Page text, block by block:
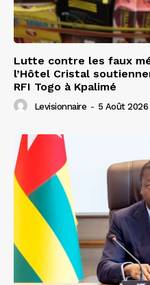
Lutte contre les faux
l’Hôtel Cristal
RFI Togo à Kpalimé
Levisionnaire - 5 Août 2026